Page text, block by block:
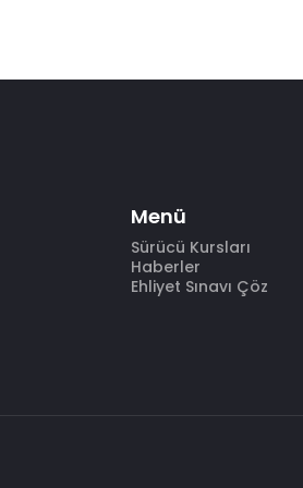
Menü
Sürücü Kursları
Haberler
Ehliyet Sınavı Çöz